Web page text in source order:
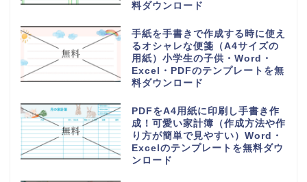
料ダウンロード
手紙を手書きで作成する時に使え
るオシャレな便箋（A4サイズの
用紙）小学生の子供・Word・
Excel・PDFのテンプレートを無
料ダウンロード
PDFをA4用紙に印刷し手書き作
成！可愛い家計簿（作成方法や作
り方が簡単で見やすい）Word・
Excelのテンプレートを無料ダウ
ンロード